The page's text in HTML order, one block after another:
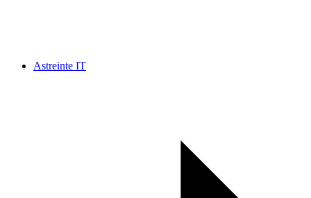
Astreinte IT